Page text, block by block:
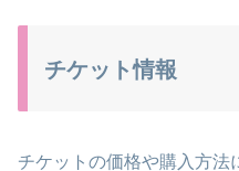
チケット情報
チケットの価格や購入方法